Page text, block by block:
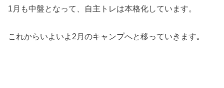
1月も中盤となって、自主トレは本格化しています。
これからいよいよ2月のキャンプへと移っていきます｡